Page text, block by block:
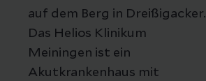
auf dem Berg in Dreißigacker.
Das Helios Klinikum
Meiningen ist ein
Akutkrankenhaus mit